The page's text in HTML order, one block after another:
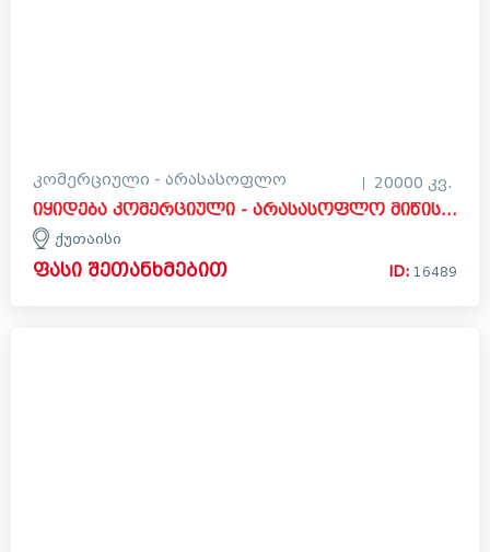
კომერციული - არასასოფლო 20000 კვ.
იყიდება კომერციული - არასასოფლო მიწის ნაკვეთი ქუთაისში
ქუთაისი
ფასი შეთანხმებით ID: 16489